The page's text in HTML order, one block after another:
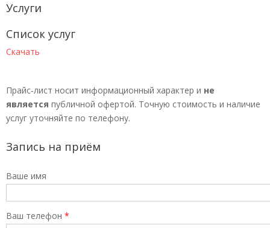
Услуги
Список услуг
Скачать
Прайс‑лист носит информационный характер и не
является публичной офертой. Точную стоимость и наличие
услуг уточняйте по телефону.
Запись на приём
Ваше имя
Ваш телефон *